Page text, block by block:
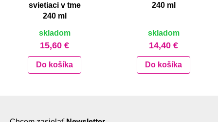
svietiaci v tme
240 ml
skladom
15,60 €
Do košíka
240 ml
skladom
14,40 €
Do košíka